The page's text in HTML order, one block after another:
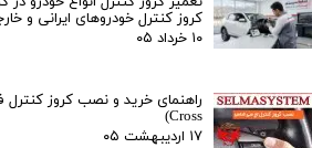
کروز کنترل خودروهای ایرانی و
۱۰ خرداد ۰۵
Cross)
۱۷ اردیبهشت ۰۵